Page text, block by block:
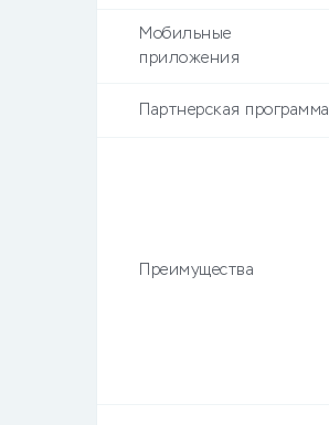
Мобильные
приложения
Партнерская программа
Преимущества